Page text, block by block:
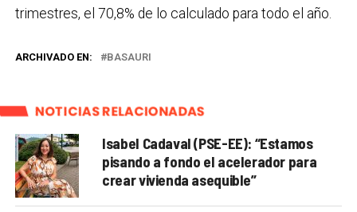
trimestres, el 70,8% de lo calculado para todo el año.
ARCHIVADO EN: BASAURI
NOTICIAS RELACIONADAS
Isabel Cadaval (PSE-EE): “Estamos
pisando a fondo el acelerador para
crear vivienda asequible”